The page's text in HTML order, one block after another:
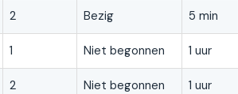
2 Bezig 5 min
1 Niet begonnen 1 uur
2 Niet begonnen 1 uur